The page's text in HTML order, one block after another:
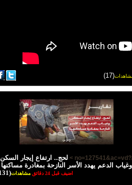
(17)
/
لحج.. ارتفاع إيجار السكن
وغياب الدعم يهدد الأسر النازحة بمغادرة مساكنها
اضيف قبل 24 دقائق مشاهدات(131)